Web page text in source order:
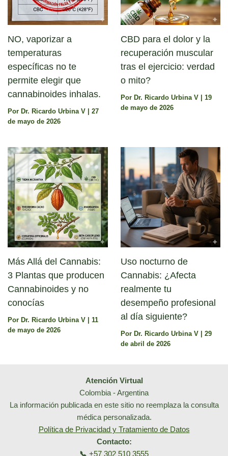
NO, vaporizar a
temperaturas
específicas no te
permite elegir que
cannabinoides inhalas.
Por Dr. Ricardo Urbina V
27
de mayo de 2026
CBD para el dolor y la
recuperación muscular
tras el ejercicio: verdad
o mito?
Por Dr. Ricardo Urbina V
19
de mayo de 2026
Más Allá del Cannabis:
3 Plantas que producen
Cannabinoides y no
conocías
Por Dr. Ricardo Urbina V
11
de mayo de 2026
Uso nocturno de
Cannabis: ¿Afecta
realmente tu
desempeño profesional
al día siguiente?
Por Dr. Ricardo Urbina V
29
de abril de 2026
Atención Virtual
Colombia - Argentina
La información publicada en este sitio no reemplaza la consulta
médica personalizada.
Política de Privacidad y Tratamiento de Datos
Contacto:
📞 +57 302 510 3555